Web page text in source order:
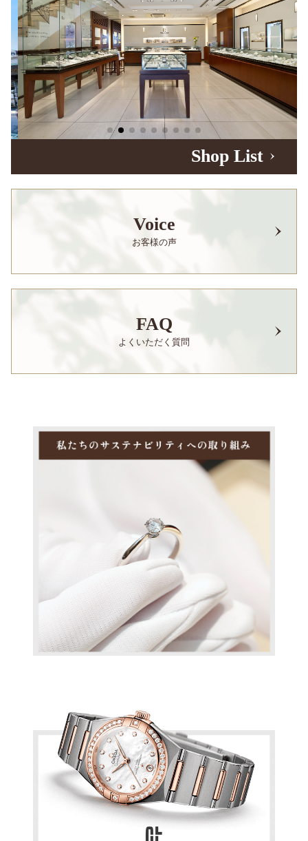
Shop List
Voice
お客様の声
FAQ
よくいただく質問